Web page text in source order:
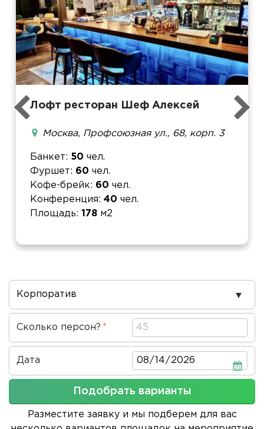
Лофт ресторан Шеф Алексей
Москва, Профсоюзная ул., 68, корп. 3
Банкет 50 чел.
Фуршет
60 чел.
Кофе-брейк
60 чел.
Конференция
40 чел.
Площадь
178 м2
Повод
проведения
Сколько персон?
Дата Дата
Подобрать варианты
Разместите заявку и мы подберем для вас